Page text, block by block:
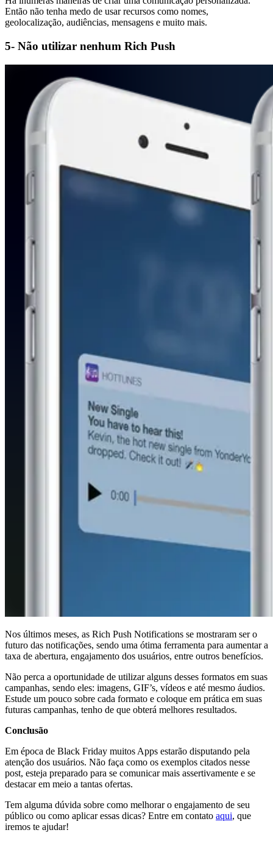
Então não tenha medo de usar recursos como nomes,
geolocalização, audiências, mensagens e muito mais.
5- Não utilizar nenhum Rich Push
Nos últimos meses, as Rich Push Notifications se mostraram ser o
futuro das notificações, sendo uma ótima ferramenta para aumentar a
taxa de abertura, engajamento dos usuários, entre outros benefícios.
Não perca a oportunidade de utilizar alguns desses formatos em suas
campanhas, sendo eles: imagens, GIF’s, vídeos e até mesmo áudios.
Estude um pouco sobre cada formato e coloque em prática em suas
futuras campanhas, tenho de que obterá melhores resultados.
Conclusão
Em época de Black Friday muitos Apps estarão disputando pela
atenção dos usuários. Não faça como os exemplos citados nesse
post, esteja preparado para se comunicar mais assertivamente e se
destacar em meio a tantas ofertas.
Tem alguma dúvida sobre como melhorar o engajamento de seu
público ou como aplicar essas dicas? Entre em contato aqui, que
iremos te ajudar!